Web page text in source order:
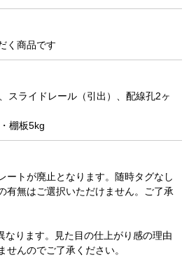
く商品です
スライドレール（引出）、配線孔2ヶ
棚板5kg
ートが廃止となります。随時タグなし
有無はご選択いただけません。ご了承
ります。見た目の仕上がり感の理由
せんのでご了承ください。